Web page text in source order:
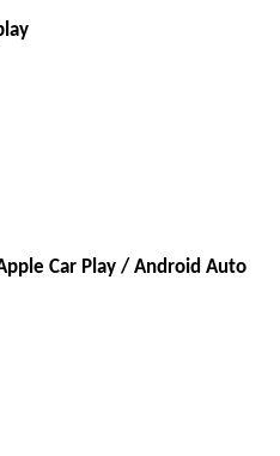
Car Play / Android Auto